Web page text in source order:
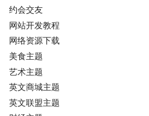
约会交友
网站开发教程
网络资源下载
美食主题
艺术主题
英文商城主题
英文联盟主题